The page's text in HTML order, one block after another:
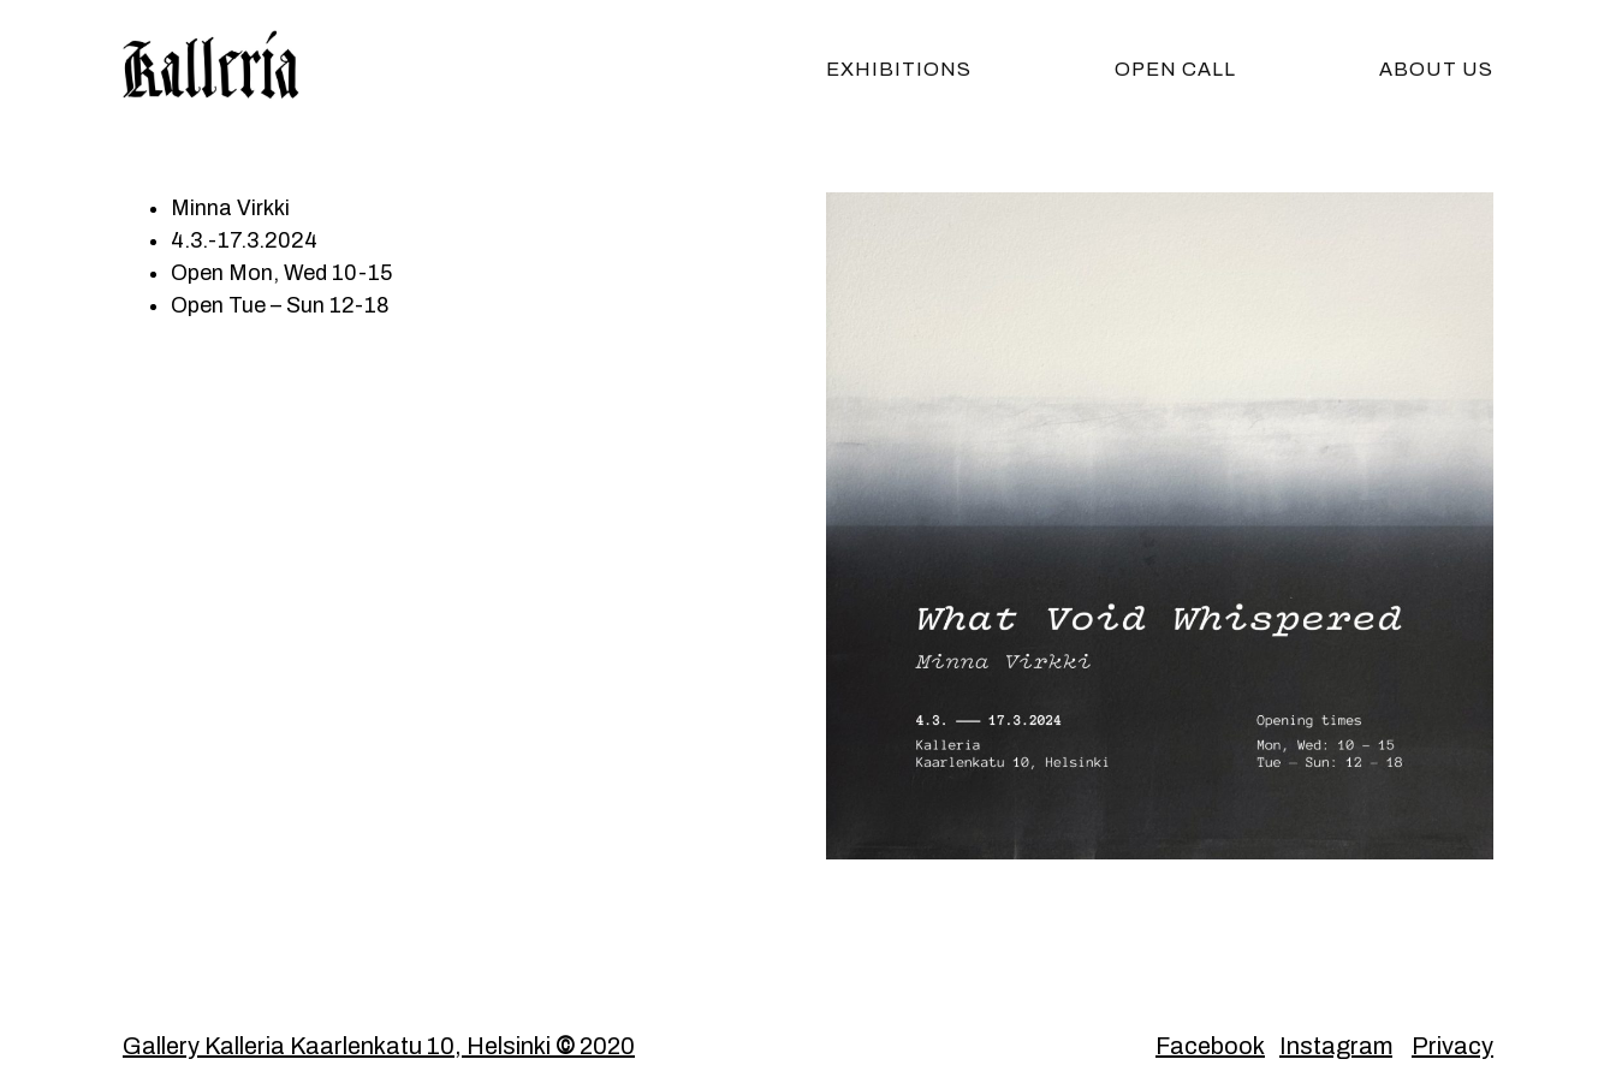
pääsisältöön
alatunnisteeseen
EXHIBITIONS OPEN CALL ABOUT US
Minna Virkki
4.3.-17.3.2024
Open Mon, Wed 10-15
Open Tue – Sun 12-18
Gallery Kalleria Kaarlenkatu 10, Helsinki © 2020 Facebook Instagram Privacy